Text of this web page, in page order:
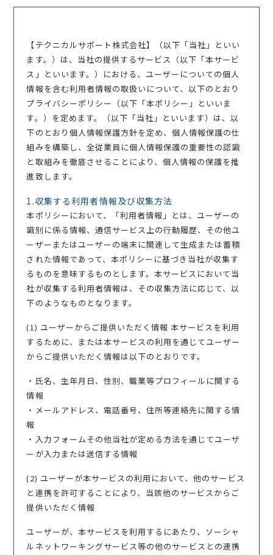
【テクニカルサポート株式会社】（以下「当社」といい
ます。）は、当社の提供するサービス（以下「本サービ
ス」といいます。）における、ユーザーについての個人
情報を含む利用者情報の取扱いについて、以下のとおり
プライバシーポリシー（以下「本ポリシー」といいま
す。）を定めます。（以下「当社」といいます）は、以
下のとおり個人情報保護方針を定め、個人情報保護の仕
組みを構築し、全従業員に個人情報保護の重要性の認識
と取組みを徹底させることにより、個人情報の保護を推
進致します。
1.収集する利用者情報及び収集方法
本ポリシーにおいて、「利用者情報」とは、ユーザーの
識別に係る情報、通信サービス上の行動履歴、その他ユ
ーザーまたはユーザーの端末に関連して生成または蓄積
された情報であって、本ポリシーに基づき当社が収集す
るものを意味するものとします。本サービスにおいて当
社が収集する利用者情報は、その収集方法に応じて、以
下のようなものとなります。
(1) ユーザーからご提供いただく情報 本サービスを利用
するために、または本サービスの利用を通じてユーザー
からご提供いただく情報は以下のとおりです。
・氏名、生年月日、性別、職業等プロフィールに関する
情報
・メールアドレス、電話番号、住所等連絡先に関する情
報
・入力フォームその他当社が定める方法を通じてユーザ
ーが入力または送信する情報
(2) ユーザーが本サービスの利用において、他のサービス
と連携を許可することにより、当該他のサービスからご
提供いただく情報
ユーザーが、本サービスを利用するにあたり、ソーシャ
ルネットワーキングサービス等の他のサービスとの連携